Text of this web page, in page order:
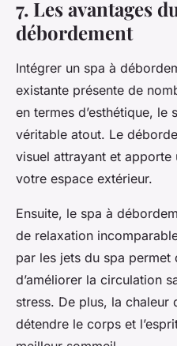
7. Les avantages
débordement
Intégrer un spa à
existante présente de
en termes d’esthétique, le
véritable atout. Le
visuel attrayant et apporte
votre espace extérieur.
Ensuite, le spa à
de relaxation
par les jets du spa permet
d’améliorer la circulation
stress. De plus, la chaleur
détendre le corps et